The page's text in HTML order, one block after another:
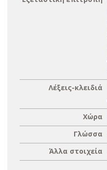
Λέξεις-κλειδιά
Χώρα
Γλώσσα
Άλλα στοιχεία